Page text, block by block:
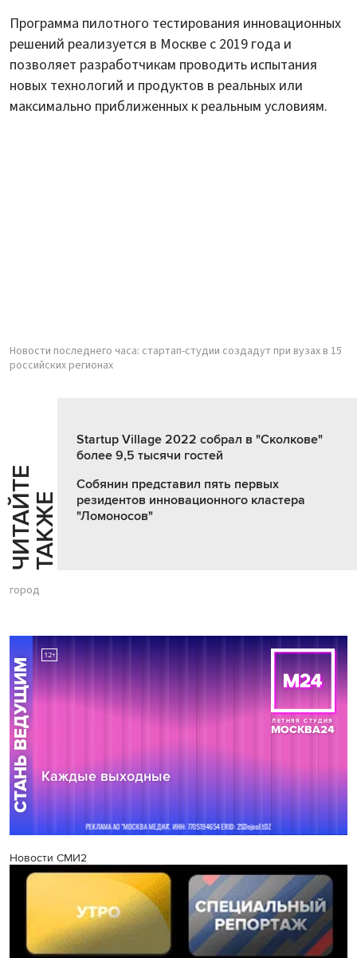
Программа пилотного тестирования инновационных
решений реализуется в Москве с 2019 года и
позволяет разработчикам проводить испытания
новых технологий и продуктов в реальных или
максимально приближенных к реальным условиям.
Новости последнего часа: стартап-студии создадут при вузах в 15
российских регионах
Ч
И
Т
АЙ
Т
Е
Т
А
К
ЖЕ
Startup Village 2022 собрал в "Сколкове"
более 9,5 тысячи гостей
Собянин представил пять первых
резидентов инновационного кластера
"Ломоносов"
город
Новости СМИ2